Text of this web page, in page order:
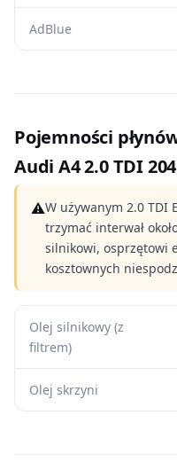
AdBlue
Pojemności
Audi A4 2.0 TDI
⚠W używanym 2.0 TDI
trzymać interwał
silnikowi, osprzętowi
kosztownych
Olej silnikowy (z
filtrem)
Olej skrzyni